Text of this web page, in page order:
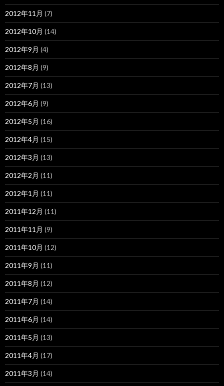
2012年11月 (7)
2012年10月 (14)
2012年9月 (4)
2012年8月 (9)
2012年7月 (13)
2012年6月 (9)
2012年5月 (16)
2012年4月 (15)
2012年3月 (13)
2012年2月 (11)
2012年1月 (11)
2011年12月 (11)
2011年11月 (9)
2011年10月 (12)
2011年9月 (11)
2011年8月 (12)
2011年7月 (14)
2011年6月 (14)
2011年5月 (13)
2011年4月 (17)
2011年3月 (14)